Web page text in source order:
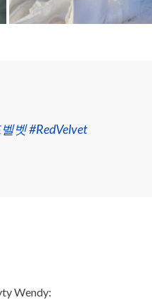
벳#RedVelvet
Wendy: